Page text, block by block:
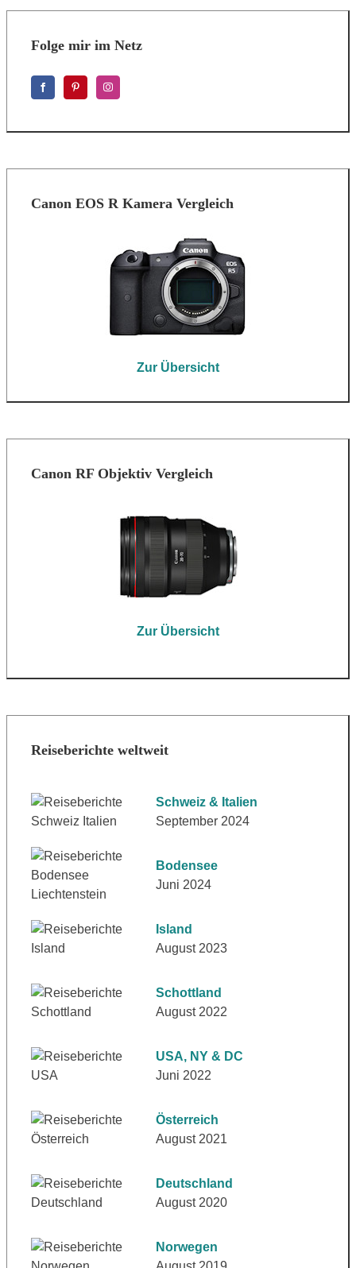
Folge mir im Netz
Canon EOS R Kamera Vergleich
Zur Übersicht
Canon RF Objektiv Vergleich
Zur Übersicht
Reiseberichte weltweit
Schweiz & Italien
September 2024
Bodensee
Juni 2024
Island
August 2023
Schottland
August 2022
USA, NY & DC
Juni 2022
Österreich
August 2021
Deutschland
August 2020
Norwegen